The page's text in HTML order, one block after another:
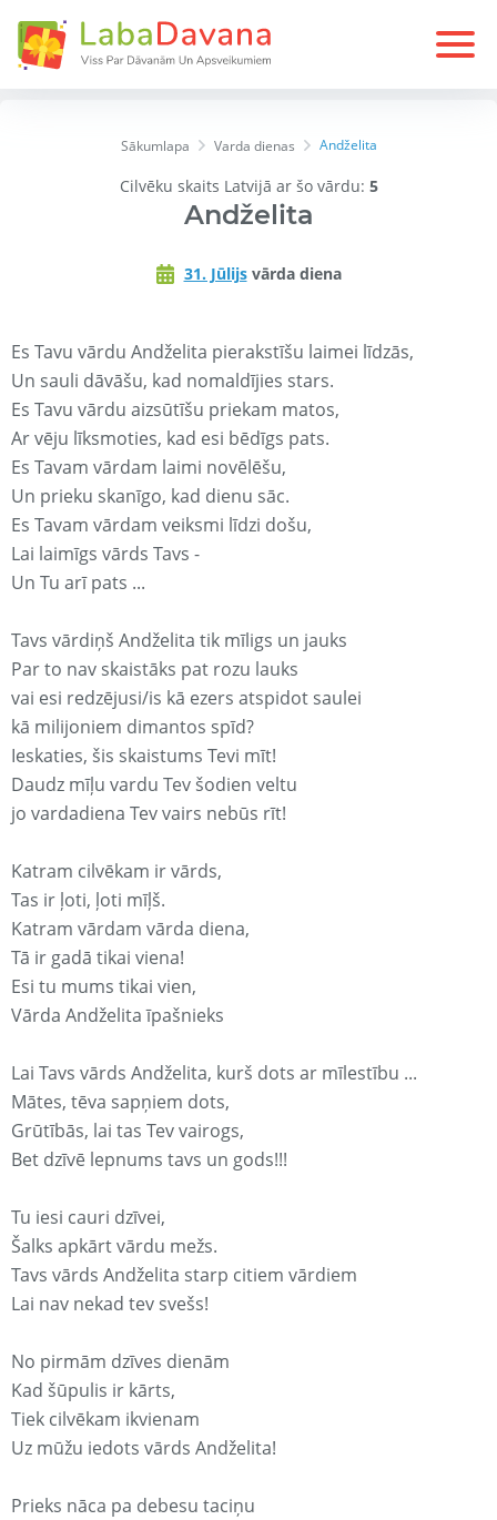
Sākumlapa Varda dienas Andželita
Cilvēku skaits Latvijā ar šo vārdu: 5
Andželita
31. Jūlijsvārda diena
Es Tavu vārdu Andželita pierakstīšu laimei līdzās,
Un sauli dāvāšu, kad nomaldījies stars.
Es Tavu vārdu aizsūtīšu priekam matos,
Ar vēju līksmoties, kad esi bēdīgs pats.
Es Tavam vārdam laimi novēlēšu,
Un prieku skanīgo, kad dienu sāc.
Es Tavam vārdam veiksmi līdzi došu,
Lai laimīgs vārds Tavs -
Un Tu arī pats ...
Tavs vārdiņš Andželita tik mīligs un jauks
Par to nav skaistāks pat rozu lauks
vai esi redzējusi/is kā ezers atspidot saulei
kā milijoniem dimantos spīd?
Ieskaties, šis skaistums Tevi mīt!
Daudz mīļu vardu Tev šodien veltu
jo vardadiena Tev vairs nebūs rīt!
Katram cilvēkam ir vārds,
Tas ir ļoti, ļoti mīļš.
Katram vārdam vārda diena,
Tā ir gadā tikai viena!
Esi tu mums tikai vien,
Vārda Andželita īpašnieks
Lai Tavs vārds Andželita, kurš dots ar mīlestību ...
Mātes, tēva sapņiem dots,
Grūtībās, lai tas Tev vairogs,
Bet dzīvē lepnums tavs un gods!!!
Tu iesi cauri dzīvei,
Šalks apkārt vārdu mežs.
Tavs vārds Andželita starp citiem vārdiem
Lai nav nekad tev svešs!
No pirmām dzīves dienām
Kad šūpulis ir kārts,
Tiek cilvēkam ikvienam
Uz mūžu iedots vārds Andželita!
Prieks nāca pa debesu taciņu